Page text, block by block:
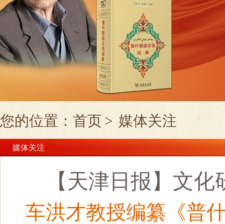
您的位置： 首页 > 媒体关注
媒体关注
【天津日报】文
车洪才教授编纂《普